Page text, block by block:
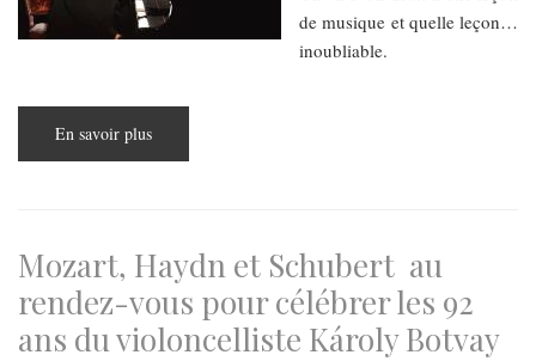
de musique et quelle leçon…
inoubliable.
En savoir plus
leçon
avec
Pascal
Amoyel
au
théatre
Mozart, Haydn et Schubert au
rendez-vous pour célébrer les 92
ans du violoncelliste Károly Botvay